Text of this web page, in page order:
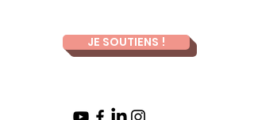
JE SOUTIENS !